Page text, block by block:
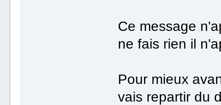
Ce message
ne fais rien il
Pour mieux
vais repartir du